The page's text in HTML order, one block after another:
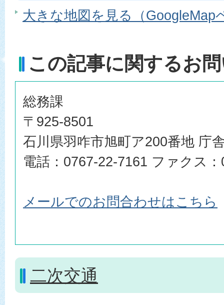
大きな地図を見る（GoogleMap
この記事に関するお
総務課
〒925-8501
石川県羽咋市旭町ア200番地 庁
電話：0767-22-7161 ファクス
メールでのお問合わせはこちら
二次交通